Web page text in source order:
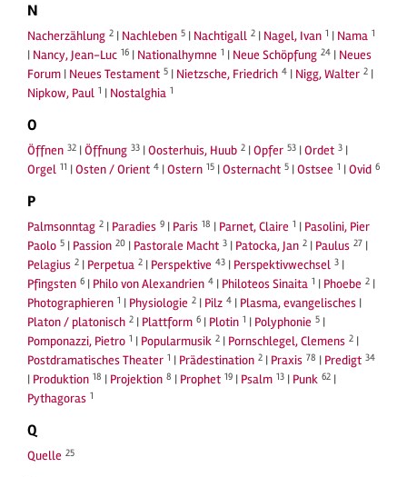
N
Nacherzählung 2 | Nachleben 5 | Nachtigall 2 | Nagel, Ivan 1 | Nama 1
| Nancy, Jean-Luc 16 | Nationalhymne 1 | Neue Schöpfung 24 | Neues
Forum | Neues Testament 5 | Nietzsche, Friedrich 4 | Nigg, Walter 2 |
Nipkow, Paul 1 | Nostalghia 1
O
Öffnen 32 |Öffnung 33 |Oosterhuis, Huub 2 |Opfer 53 |Ordet 3 |
Orgel 11 |Osten / Orient 4 |Ostern 15 |Osternacht 5 |Ostsee 1 |Ovid 6
P
Palmsonntag 2 | Paradies 9 | Paris 18 | Parnet, Claire 1 | Pasolini, Pier
Paolo 5 | Passion 20 | Pastorale Macht 3 | Patocka, Jan 2 | Paulus 27 |
Pelagius 2 | Perpetua 2 | Perspektive 43 | Perspektivwechsel 3 |
Pfingsten 6 | Philo von Alexandrien 4 | Philoteos Sinaita 1 | Phoebe 2 |
Photographieren 1 | Physiologie 2 | Pilz 4 | Plasma, evangelisches |
Platon / platonisch 2 | Plattform 6 | Plotin 1 | Polyphonie 5 |
Pomponazzi, Pietro 1 | Popularmusik 2 | Pornschlegel, Clemens 2 |
Postdramatisches Theater 1 | Prädestination 2 | Praxis 78 | Predigt 34
| Produktion 18 | Projektion 8 | Prophet 19 | Psalm 13 | Punk 62 |
Pythagoras 1
Q
Quelle 25